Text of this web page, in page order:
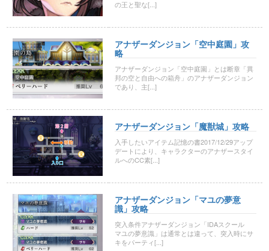
の王と聖な[...]
アナザーダンジョン「空中庭園」攻
略
アナザーダンジョン「空中庭園」とは断章「異
邦の空と自由への箱舟」のアナザーダンジョン
であり、主[...]
アナザーダンジョン「魔獣城」攻略
入手したいアイテム記憶の書2017/12/29アップ
デートにより、キャラクターのアナザースタイ
ルへのCC素[...]
アナザーダンジョン「マユの夢意
識」攻略
突入条件アナザーダンジョン「IDAスクール
マユの夢意識」は通常とは違って、突入時にサ
キをパーティ[...]